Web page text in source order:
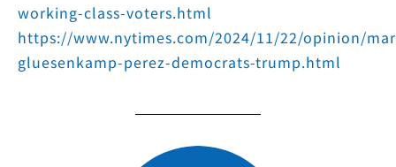
working-class-voters.html
https://www.nytimes.com/2024/11/22/opinion/
gluesenkamp-perez-democrats-trump.html